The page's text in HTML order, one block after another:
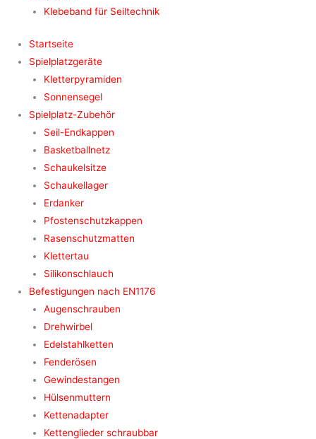
Klebeband für Seiltechnik
Startseite
Spielplatzgeräte
Kletterpyramiden
Sonnensegel
Spielplatz-Zubehör
Seil-Endkappen
Basketballnetz
Schaukelsitze
Schaukellager
Erdanker
Pfostenschutzkappen
Rasenschutzmatten
Klettertau
Silikonschlauch
Befestigungen nach EN1176
Augenschrauben
Drehwirbel
Edelstahlketten
Fenderösen
Gewindestangen
Hülsenmuttern
Kettenadapter
Kettenglieder schraubbar